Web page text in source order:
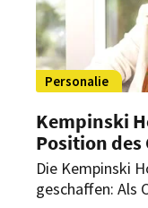
Personalie
Kempinski
Position des
Die Kempinski
geschaffen: Als